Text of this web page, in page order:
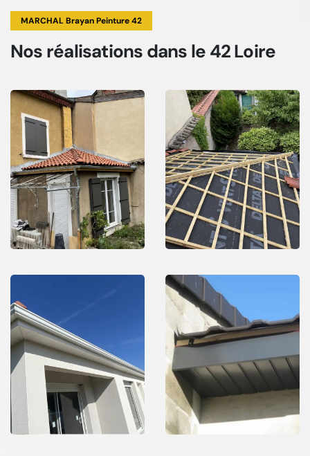
MARCHAL Brayan Peinture 42
Nos réalisations dans le 42 Loire